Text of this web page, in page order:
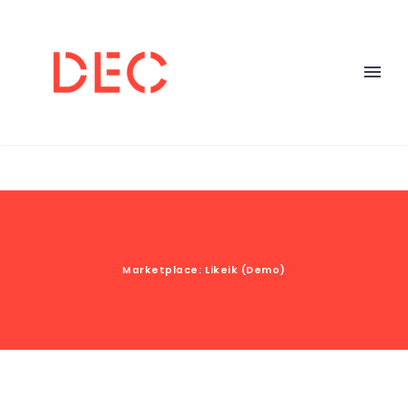
Marketplace: Likeik (Demo)